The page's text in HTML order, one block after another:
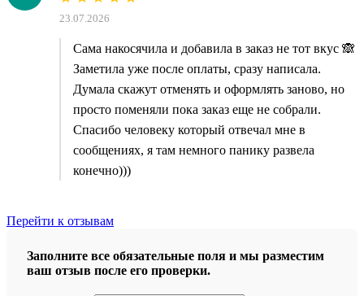
23.07.2026
Сама накосячила и добавила в заказ не тот вкус 🙈
Заметила уже после оплаты, сразу написала.
Думала скажут отменять и оформлять заново, но
просто поменяли пока заказ еще не собрали.
Спасибо человеку который отвечал мне в
сообщениях, я там немного панику развела
конечно)))
Перейти к отзывам
Заполните все обязательные поля и мы разместим
ваш отзыв после его проверки.